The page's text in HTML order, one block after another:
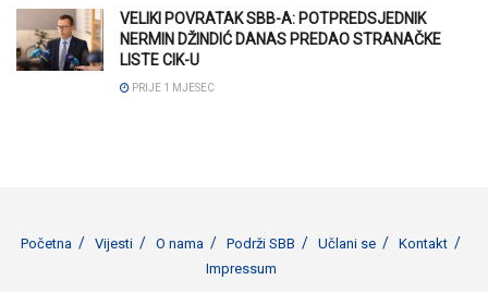
VELIKI POVRATAK SBB-A: POTPREDSJEDNIK
NERMIN DŽINDIĆ DANAS PREDAO STRANAČKE
LISTE CIK-U
PRIJE 1 MJESEC
Početna Vijesti O nama Podrži SBB Učlani se
Kontakt
Impressum